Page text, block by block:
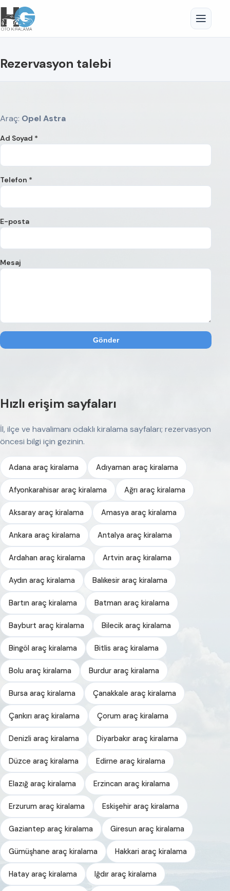
Rezervasyon talebi
Araç: Opel Astra
Ad Soyad *
Telefon *
E-posta
Mesaj
Gönder
Hızlı erişim sayfaları
İl, ilçe ve havalimanı odaklı kiralama sayfaları; rezervasyon
öncesi bilgi için gezinin.
Adana araç kiralama Adıyaman araç kiralama
Afyonkarahisar araç kiralama Ağrı araç kiralama
Aksaray araç kiralama Amasya araç kiralama
Ankara araç kiralama Antalya araç kiralama
Ardahan araç kiralama Artvin araç kiralama
Aydın araç kiralama Balıkesir araç kiralama
Bartın araç kiralama Batman araç kiralama
Bayburt araç kiralama Bilecik araç kiralama
Bingöl araç kiralama Bitlis araç kiralama
Bolu araç kiralama Burdur araç kiralama
Bursa araç kiralama Çanakkale araç kiralama
Çankırı araç kiralama Çorum araç kiralama
Denizli araç kiralama Diyarbakır araç kiralama
Düzce araç kiralama Edirne araç kiralama
Elazığ araç kiralama Erzincan araç kiralama
Erzurum araç kiralama Eskişehir araç kiralama
Gaziantep araç kiralama Giresun araç kiralama
Gümüşhane araç kiralama Hakkari araç kiralama
Hatay araç kiralama Iğdır araç kiralama